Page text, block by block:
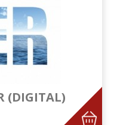
(DIGITAL)